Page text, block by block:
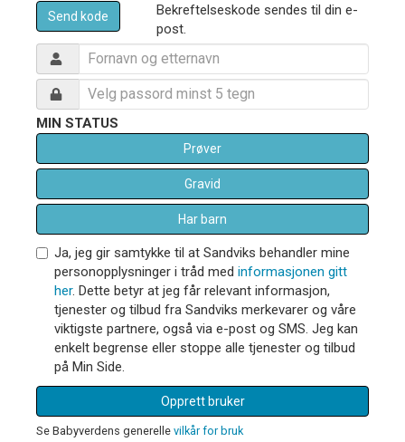
Send kode
Bekreftelseskode sendes til din e-
post.
MIN STATUS
Prøver
Gravid
Har barn
Ja, jeg gir samtykke til at Sandviks behandler mine
personopplysninger i tråd med informasjonen gitt
her. Dette betyr at jeg får relevant informasjon,
tjenester og tilbud fra Sandviks merkevarer og våre
viktigste partnere, også via e-post og SMS. Jeg kan
enkelt begrense eller stoppe alle tjenester og tilbud
på Min Side.
Opprett bruker
Se Babyverdens generelle vilkår for bruk